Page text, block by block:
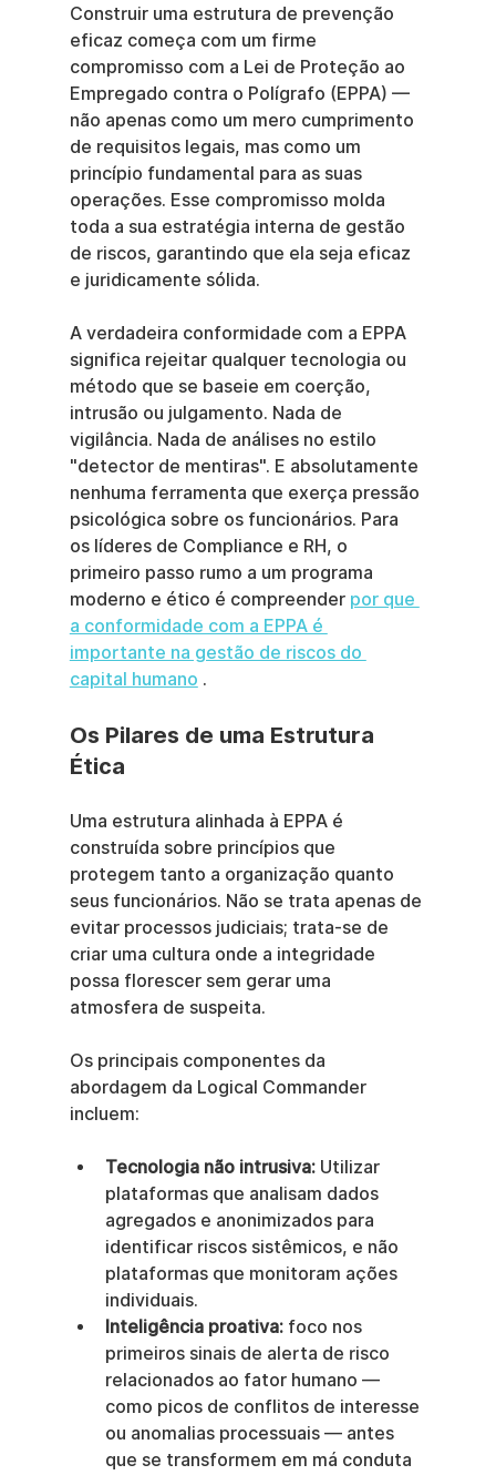
Construir uma estrutura de prevenção
eficaz começa com um firme
compromisso com a Lei de Proteção ao
Empregado contra o Polígrafo (EPPA) —
não apenas como um mero cumprimento
de requisitos legais, mas como um
princípio fundamental para as suas
operações. Esse compromisso molda
toda a sua estratégia interna de gestão
de riscos, garantindo que ela seja eficaz
e juridicamente sólida.
A verdadeira conformidade com a EPPA
significa rejeitar qualquer tecnologia ou
método que se baseie em coerção,
intrusão ou julgamento. Nada de
vigilância. Nada de análises no estilo
"detector de mentiras". E absolutamente
nenhuma ferramenta que exerça pressão
psicológica sobre os funcionários. Para
os líderes de Compliance e RH, o
primeiro passo rumo a um programa
moderno e ético é compreender por que
a conformidade com a EPPA é
importante na gestão de riscos do
capital humano .
Os Pilares de uma Estrutura
Ética
Uma estrutura alinhada à EPPA é
construída sobre princípios que
protegem tanto a organização quanto
seus funcionários. Não se trata apenas de
evitar processos judiciais; trata-se de
criar uma cultura onde a integridade
possa florescer sem gerar uma
atmosfera de suspeita.
Os principais componentes da
abordagem da Logical Commander
incluem:
Tecnologia não intrusiva: Utilizar
plataformas que analisam dados
agregados e anonimizados para
identificar riscos sistêmicos, e não
plataformas que monitoram ações
individuais.
Inteligência proativa: foco nos
primeiros sinais de alerta de risco
relacionados ao fator humano —
como picos de conflitos de interesse
ou anomalias processuais — antes
que se transformem em má conduta